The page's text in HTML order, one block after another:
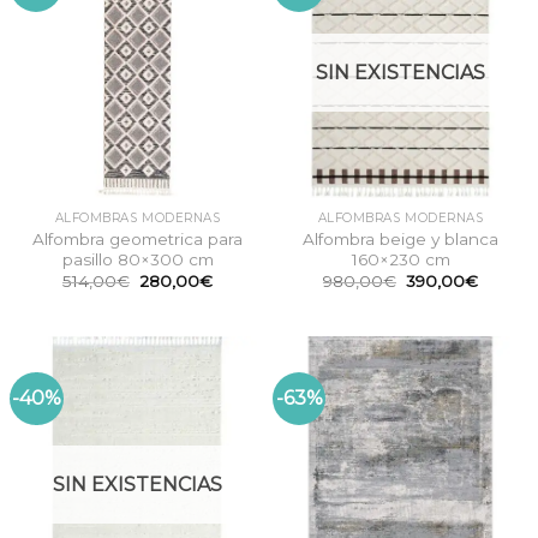
ALFOMBRAS MODERNAS
Alfombra geometrica para
pasillo 80×300 cm
514,00€ El
precio
514,00€.
280,00€El
280,00€.
SIN EXISTENCIAS
ALFOMBRAS MODERNAS
Alfombra beige y blanca
160×230 cm
980,00€ El
precio
980,00€.
390,00€El
-40%
SIN EXISTENCIAS
-63%